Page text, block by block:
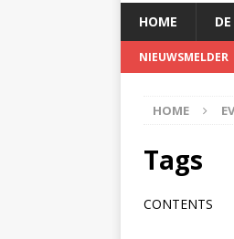
HOME
NIEUWSMELDER
HOME
Tags
CONTENTS